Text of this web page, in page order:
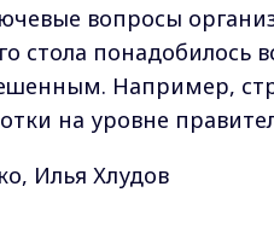
вопросы
стола понадобилось
Например,
на уровне
Илья Хлудов